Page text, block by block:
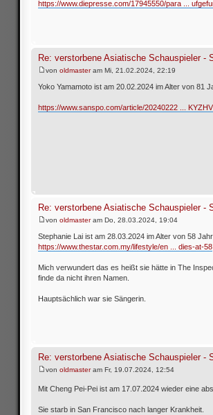
https://www.diepresse.com/17945550/para ...
Re: verstorbene Asiatische Schauspieler -
von oldmasteram Mi, 21.02.2024, 22:19
Yoko Yamamoto ist am 20.02.2024 im Alter von 81
https://www.sanspo.com/article/20240222 ...
Re: verstorbene Asiatische Schauspieler -
von oldmasteram Do, 28.03.2024, 19:04
Stephanie Lai ist am 28.03.2024 im Alter von 58
https://www.thestar.com.my/lifestyle/en ... dies-at-58
Mich verwundert das es heißt sie hätte in The
finde da nicht ihren Namen.
Hauptsächlich war sie Sängerin.
Re: verstorbene Asiatische Schauspieler -
von oldmasteram Fr, 19.07.2024, 12:54
Mit Cheng Pei-Pei ist am 17.07.2024 wieder eine
Sie starb in San Francisco nach langer Krankheit.